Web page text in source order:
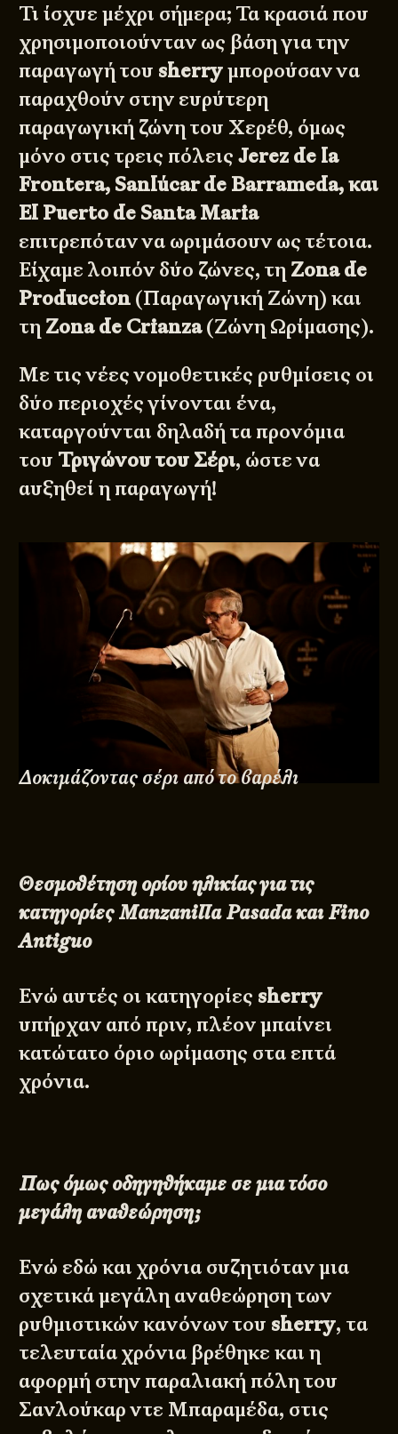
Τι ίσχυε μέχρι σήμερα; Τα κρασιά που
χρησιμοποιούνταν ως βάση για την
παραγωγή του sherryμπορούσαν να
παραχθούν στην ευρύτερη
παραγωγική ζώνη του Χερέθ, όμως
μόνο στις τρεις πόλειςJerez de la
Frontera, Sanlúcar de Barrameda, και
El Puerto de Santa Maria
επιτρεπόταν να ωριμάσουν ως τέτοια.
Είχαμε λοιπόν δύο ζώνες, τη Zona de
Produccion (Παραγωγική Ζώνη) και
τη Zona de Crianza(Ζώνη Ωρίμασης).
Με τις νέες νομοθετικές ρυθμίσεις οι
δύο περιοχές γίνονται ένα,
καταργούνται δηλαδή τα προνόμια
του Τριγώνου του Σέρι, ώστε να
αυξηθεί η παραγωγή!
Δοκιμάζοντας σέρι από το βαρέλι
Θεσμοθέτηση ορίου ηλικίας για τις
κατηγορίες Manzanilla Pasada και Fino
Antiguo
Ενώ αυτές οι κατηγορίες sherry
υπήρχαν από πριν, πλέον μπαίνει
κατώτατο όριο ωρίμασης στα επτά
χρόνια.
Πως όμως οδηγηθήκαμε σε μια τόσο
μεγάλη αναθεώρηση;
Ενώ εδώ και χρόνια συζητιόταν μια
σχετικά μεγάλη αναθεώρηση των
ρυθμιστικών κανόνων του sherry, τα
τελευταία χρόνια βρέθηκε και η
αφορμή στην παραλιακή πόλη του
Σανλούκαρ ντε Μπαραμέδα, στις